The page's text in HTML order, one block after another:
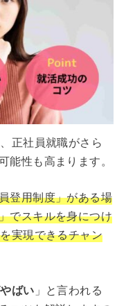
正社員就職がさら
能性も高まります。
登用制度」がある場
でスキルを身につけ
実現できるチャン
ばい 」と言われる